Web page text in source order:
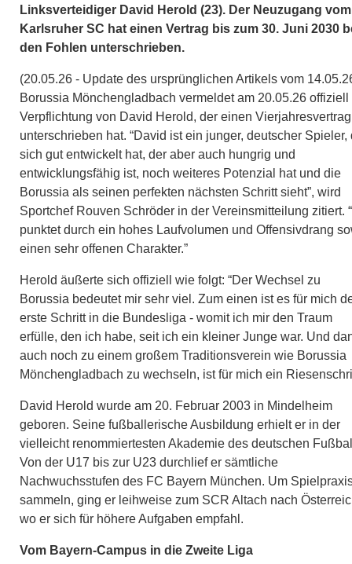
Linksverteidiger David Herold (23). Der Neuzugang vom
Karlsruher SC hat einen Vertrag bis zum 30. Juni 2030
den Fohlen unterschrieben.
(20.05.26 - Update des ursprünglichen Artikels vom
Borussia Mönchengladbach vermeldet am 20.05.26 offiziell
Verpflichtung von David Herold, der einen Vierjahresvertrag
unterschrieben hat. “David ist ein junger, deutscher Spieler,
sich gut entwickelt hat, der aber auch hungrig und
entwicklungsfähig ist, noch weiteres Potenzial hat und die
Borussia als seinen perfekten nächsten Schritt sieht”, wird
Sportchef Rouven Schröder in der Vereinsmitteilung zitiert.
punktet durch ein hohes Laufvolumen und Offensivdrang
einen sehr offenen Charakter.”
Herold äußerte sich offiziell wie folgt: “Der Wechsel zu
Borussia bedeutet mir sehr viel. Zum einen ist es für mich
erste Schritt in die Bundesliga - womit ich mir den Traum
erfülle, den ich habe, seit ich ein kleiner Junge war. Und
auch noch zu einem großem Traditionsverein wie Borussia
Mönchengladbach zu wechseln, ist für mich ein
David Herold wurde am 20. Februar 2003 in Mindelheim
geboren. Seine fußballerische Ausbildung erhielt er in der
vielleicht renommiertesten Akademie des deutschen
Von der U17 bis zur U23 durchlief er sämtliche
Nachwuchsstufen des FC Bayern München. Um
sammeln, ging er leihweise zum SCR Altach nach
wo er sich für höhere Aufgaben empfahl.
Vom Bayern-Campus in die Zweite Liga